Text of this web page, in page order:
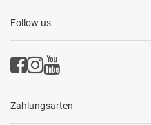
Follow us
Zahlungsarten